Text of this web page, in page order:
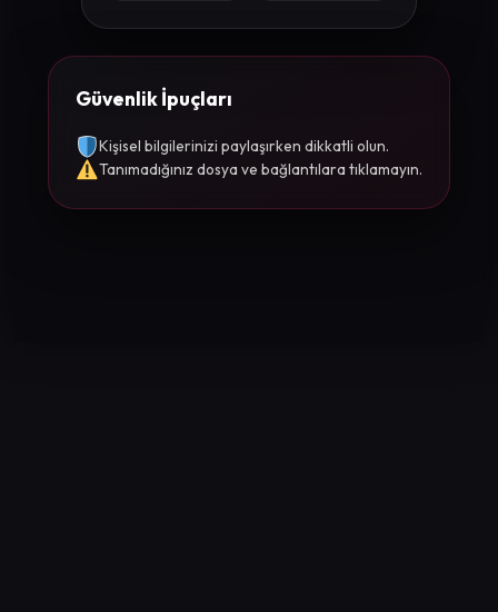
Güvenlik İpuçları
Kişisel bilgilerinizi paylaşırken dikkatli olun.
Tanımadığınız dosya ve bağlantılara tıklamayın.